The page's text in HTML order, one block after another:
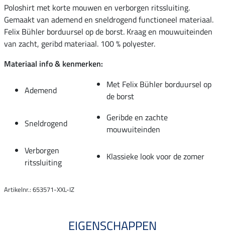
Poloshirt met korte mouwen en verborgen ritssluiting.
Gemaakt van ademend en sneldrogend functioneel materiaal.
Felix Bühler borduursel op de borst. Kraag en mouwuiteinden
van zacht, geribd materiaal. 100 % polyester.
Materiaal info & kenmerken:
Ademend
Met Felix Bühler borduursel op
de borst
Sneldrogend
Geribde en zachte
mouwuiteinden
Verborgen
ritssluiting
Klassieke look voor de zomer
Artikelnr.: 653571-XXL-IZ
EIGENSCHAPPEN